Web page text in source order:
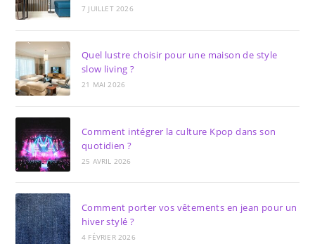
7 JUILLET 2026
Quel lustre choisir pour une maison de style
slow living ?
21 MAI 2026
Comment intégrer la culture Kpop dans son
quotidien ?
25 AVRIL 2026
Comment porter vos vêtements en jean pour un
hiver stylé ?
4 FÉVRIER 2026